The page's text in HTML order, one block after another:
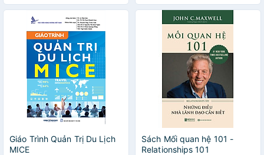
Giáo Trình Quản Trị Du Lịch
MICE
Sách Mối quan hệ 101 -
Relationships 101